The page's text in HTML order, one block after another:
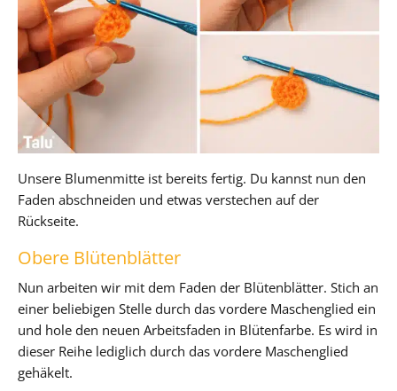
Unsere Blumenmitte ist bereits fertig. Du kannst nun den
Faden abschneiden und etwas verstechen auf der
Rückseite.
Obere Blütenblätter
Nun arbeiten wir mit dem Faden der Blütenblätter. Stich an
einer beliebigen Stelle durch das vordere Maschenglied ein
und hole den neuen Arbeitsfaden in Blütenfarbe. Es wird in
dieser Reihe lediglich durch das vordere Maschenglied
gehäkelt.